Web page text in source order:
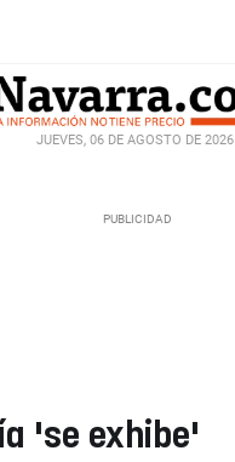
JUEVES, 06 DE AGOSTO DE 2026
'se exhibe'